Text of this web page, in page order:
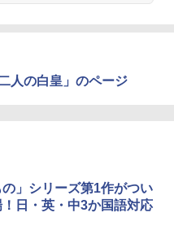
人の白皇」のページ
の」シリーズ第1作がつい
日・英・中3か国語対応